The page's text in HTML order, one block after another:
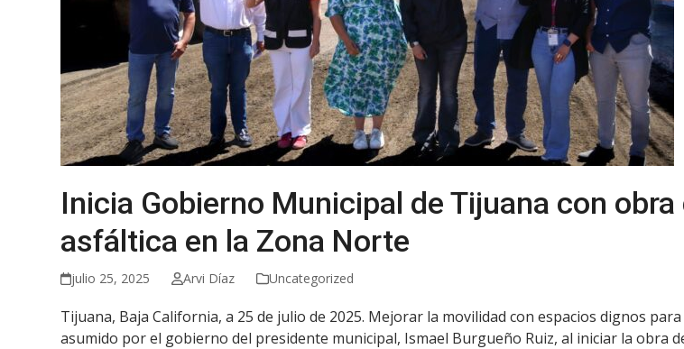
Inicia Gobierno Municipal de Tijuana con
asfáltica en la Zona Norte
julio 25, 2025 Arvi Díaz Uncategorized
Tijuana, Baja California, a 25 de julio de 2025. Mejorar la movilidad con espacios dignos
asumido por el gobierno del presidente municipal, Ismael Burgueño Ruiz, al iniciar la obra